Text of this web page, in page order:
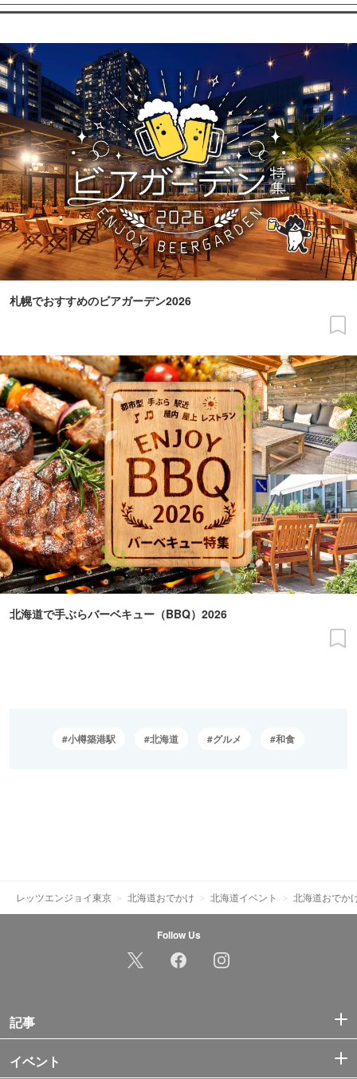
札幌でおすすめのビアガーデン2026
北海道で手ぶらバーベキュー（BBQ）2026
小樽築港駅 北海道 グルメ 和食
レッツエンジョイ東京 北海道おでかけ 北海道イベント 北海道おでか
Follow Us
記事
イベント